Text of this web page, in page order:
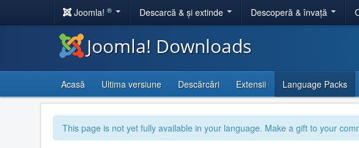
Joomla! ® Descarcă & și extinde Descoperă & învață
Joomla! Downloads
Acasă Ultima versiune Descărcări Extensii Language Packs
This page is not yet fully available in your language. Make a gift to your